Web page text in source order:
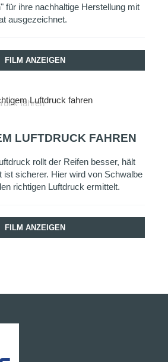
für ihre nachhaltige Herstellung mit
ausgezeichnet.
FILM ANZEIGEN
Luftdruck fahren
LUFTDRUCK FAHREN
rollt der Reifen besser, hält
ist sicherer. Hier wird von Schwalbe
richtigen Luftdruck ermittelt.
FILM ANZEIGEN